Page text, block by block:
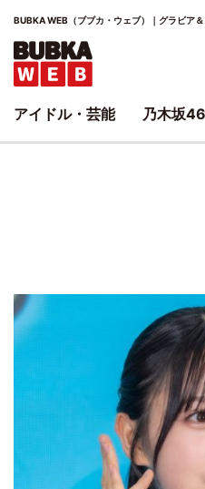
BUBKA WEB（ブブカ・ウェブ）｜グラビア
アイドル・芸能 乃木坂46